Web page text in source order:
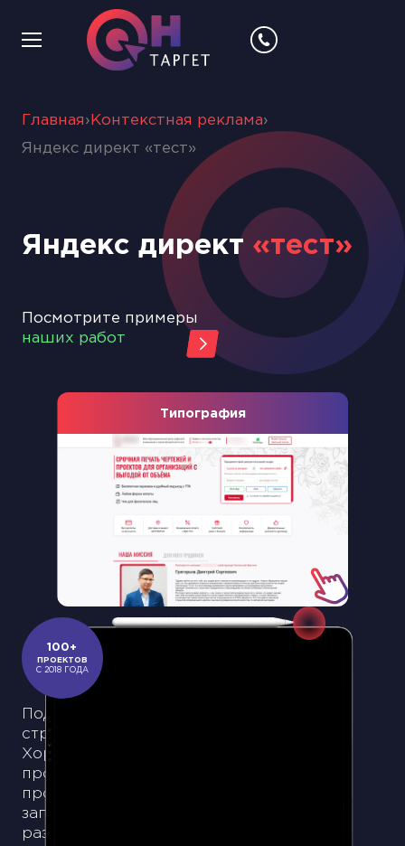
Главная › Контекстная реклама›
Яндекс директ «тест»
Яндекс директ «тест»
Подходит для понимания конверсии
страницы, стоимости лида и клиента.
Хороший выбор для тех, кто хочет
протестировать гипотезу или новый
продукт. Собираются самые
запрашиваемые ключевые слова,
разбиваются по группам и создаётся
Посмотрите примеры
наших работ
Типография
100+
ПРОЕКТОВ
С 2018 ГОДА